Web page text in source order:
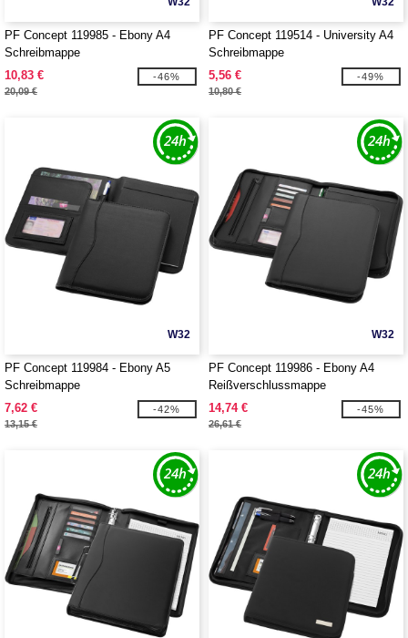
PF Concept 119985 - Ebony A4
Schreibmappe
10,83 €
20,09 €
-46%
PF Concept 119514 - University A4
Schreibmappe
5,56 €
10,80 €
-49%
W32
PF Concept 119984 - Ebony A5
Schreibmappe
7,62 €
13,15 €
-42%
W32
PF Concept 119986 - Ebony A4
Reißverschlussmappe
14,74 €
26,61 €
-45%